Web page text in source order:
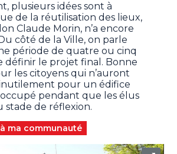
plusieurs idées sont à
de la réutilisation des lieux,
Claude Morin, n’a encore
côté de la Ville, on parle
période de quatre ou cinq
définir le projet final. Bonne
les citoyens qui n’auront
inutilement pour un édifice
pendant que les élus
stade de réflexion.
ma communauté